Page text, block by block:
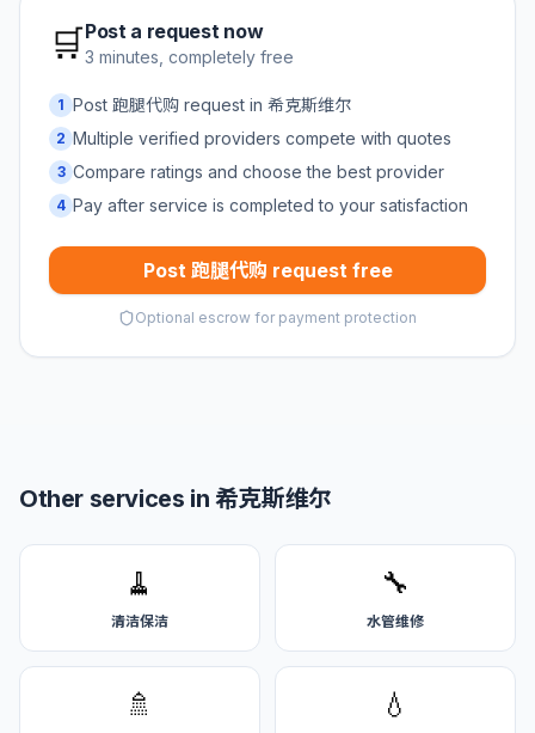
🛒Post a request now
3 minutes, completely free
1 Post 跑腿代购 request in 希克斯维尔
2 Multiple verified providers compete with quotes
3 Compare ratings and choose the best provider
4 Pay after service is completed to your satisfaction
Post 跑腿代购 request free
Optional escrow for payment protection
Other services in 希克斯维尔
🧹
清洁保洁
🔧
水管维修
🚿 💧